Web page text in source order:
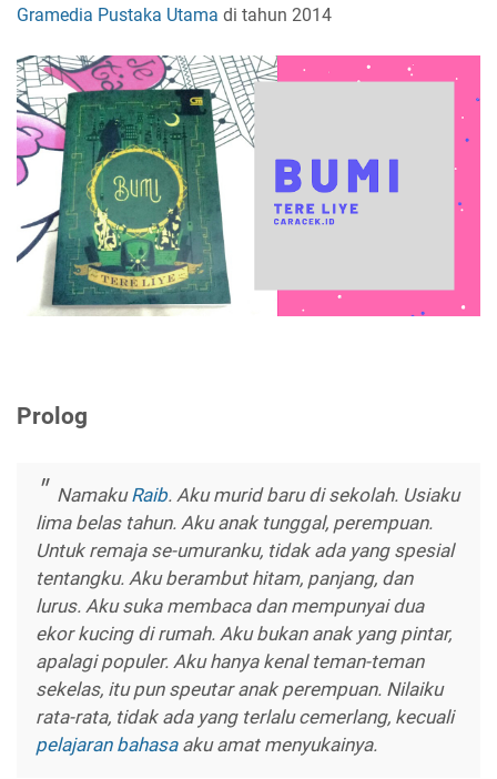
Gramedia Pustaka Utama di tahun 2014
Prolog
NamakuRaib. Aku murid baru di sekolah. Usiaku
lima belas tahun. Aku anak tunggal, perempuan.
Untuk remaja se-umuranku, tidak ada yang spesial
tentangku. Aku berambut hitam, panjang, dan
lurus. Aku suka membaca dan mempunyai dua
ekor kucing di rumah. Aku bukan anak yang pintar,
apalagi populer. Aku hanya kenal teman-teman
sekelas, itu pun speutar anak perempuan. Nilaiku
rata-rata, tidak ada yang terlalu cemerlang, kecuali
pelajaran bahasaaku amat menyukainya.